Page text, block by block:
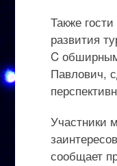
Также
развития
C
Павлович,
Участники
сообщает